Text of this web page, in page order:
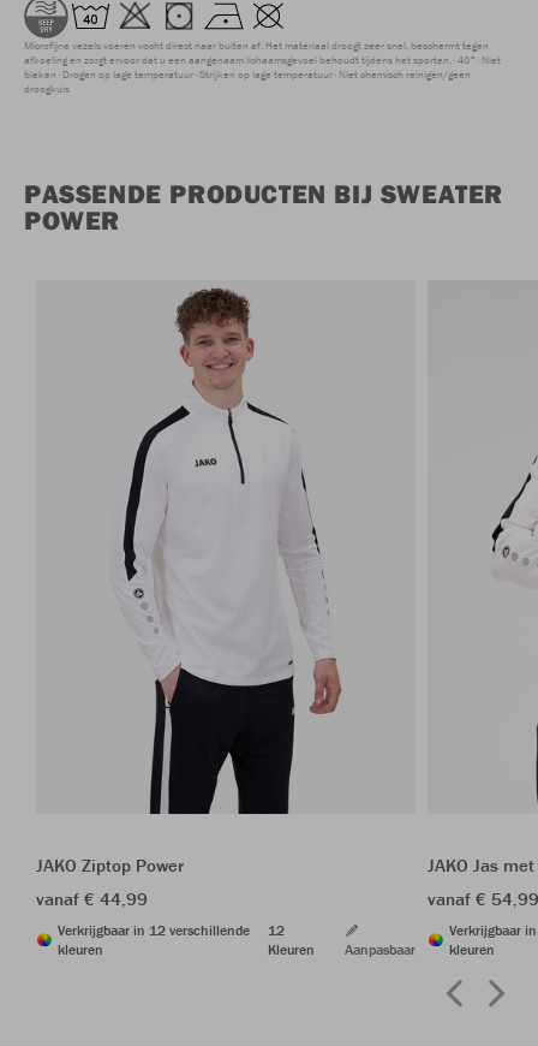
Microfijne vezels voeren vocht direct naar buiten af. Het materiaal droogt zeer snel, beschermt tegen
afkoeling en zorgt ervoor dat u een aangenaam lichaamsgevoel behoudt tijdens het sporten. 40° Niet
bleken Drogen op lage temperatuur Strijken op lage temperatuur Niet chemisch reinigen/geen
droogkuis
PASSENDE PRODUCTEN BIJ SWEATER
POWER
JAKO Ziptop Power
vanaf € 44,99
Verkrijgbaar in 12 verschillende
kleuren
12
Kleuren
Aanpasbaar
JAKO Jas
vanaf €
Verkrijgbaar
kleuren